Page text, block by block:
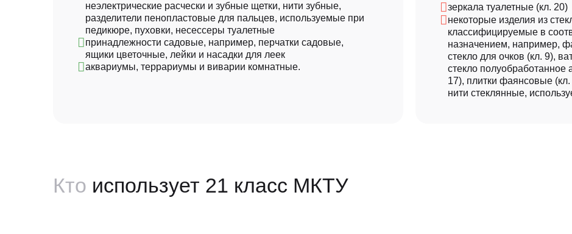
неэлектрические расчески и зубные щетки, нити зубные,
разделители пенопластовые для пальцев, используемые при
педикюре, пуховки, несессеры туалетные
принадлежности садовые, например, перчатки садовые,
ящики цветочные, лейки и насадки для леек
аквариумы, террариумы и виварии комнатные.
зеркала туалетные (кл. 20)
некоторые изделия из
классифицируемые в
назначением, например,
стекло для очков (кл. 9),
стекло полуобработанное
17), плитки фаянсовые (кл.
нити стеклянные,
Кто использует 21 класс МКТУ